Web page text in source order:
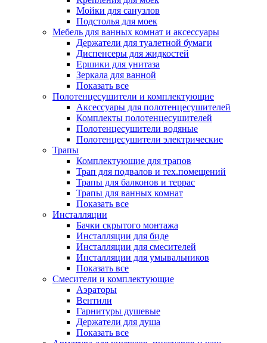
Мойки для санузлов
Подстолья для моек
Мебель для ванных комнат и аксессуары
Держатели для туалетной бумаги
Диспенсеры для жидкостей
Ершики для унитаза
Зеркала для ванной
Показать все
Полотенцесушители и комплектующие
Аксессуары для полотенцесушителей
Комплекты полотенцесушителей
Полотенцесушители водяные
Полотенцесушители электрические
Трапы
Комплектующие для трапов
Трап для подвалов и тех.помещений
Трапы для балконов и террас
Трапы для ванных комнат
Показать все
Инсталляции
Бачки скрытого монтажа
Инсталляции для биде
Инсталляции для смесителей
Инсталляции для умывальников
Показать все
Смесители и комплектующие
Аэраторы
Вентили
Гарнитуры душевые
Держатели для душа
Показать все